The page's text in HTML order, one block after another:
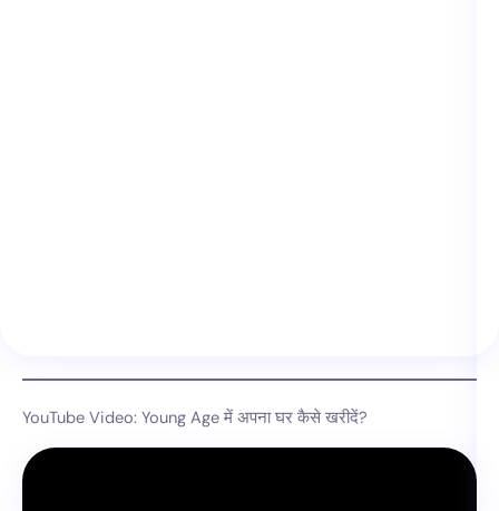
YouTube Video: Young Age में अपना घर कैसे खरीदें?